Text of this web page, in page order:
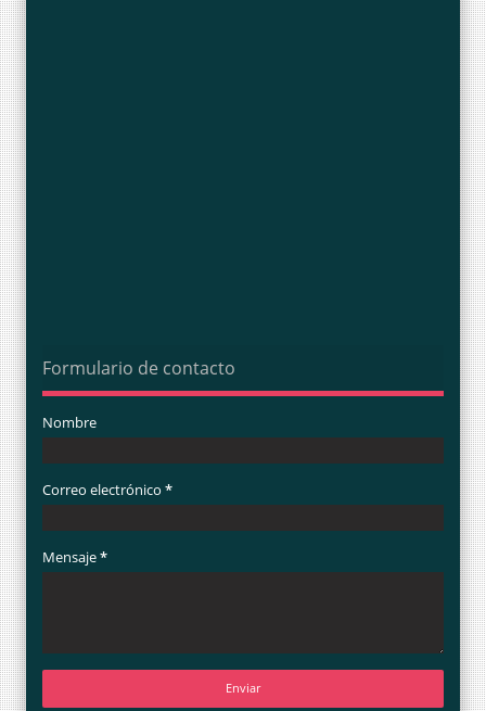
Formulario de contacto
Nombre
Correo electrónico *
Mensaje*